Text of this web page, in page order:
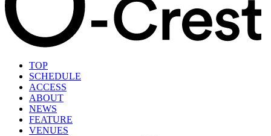
TOP
SCHEDULE
ACCESS
ABOUT
NEWS
FEATURE
VENUES